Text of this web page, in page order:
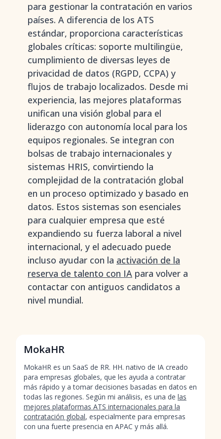
para gestionar la contratación en varios
países. A diferencia de los ATS
estándar, proporciona características
globales críticas: soporte multilingüe,
cumplimiento de diversas leyes de
privacidad de datos (RGPD, CCPA) y
flujos de trabajo localizados. Desde mi
experiencia, las mejores plataformas
unifican una visión global para el
liderazgo con autonomía local para los
equipos regionales. Se integran con
bolsas de trabajo internacionales y
sistemas HRIS, convirtiendo la
complejidad de la contratación global
en un proceso optimizado y basado en
datos. Estos sistemas son esenciales
para cualquier empresa que esté
expandiendo su fuerza laboral a nivel
internacional, y el adecuado puede
incluso ayudar con la activación de la
reserva de talento con IA para volver a
contactar con antiguos candidatos a
nivel mundial.
MokaHR
MokaHR es un SaaS de RR. HH. nativo de IA creado
para empresas globales, que les ayuda a contratar
más rápido y a tomar decisiones basadas en datos en
todas las regiones. Según mi análisis, es una de las
mejores plataformas ATS internacionales para la
contratación global, especialmente para empresas
con una fuerte presencia en APAC y más allá.